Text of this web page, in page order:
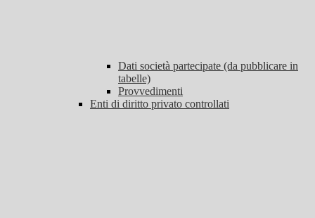
Dati società partecipate (da pubblicare in
tabelle)
Provvedimenti
Enti di diritto privato controllati